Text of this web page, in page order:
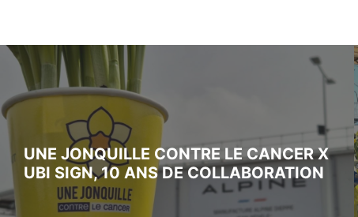
UNE JONQUILLE CONTRE LE CANCER X
UBI SIGN, 10 ANS DE COLLABORATION